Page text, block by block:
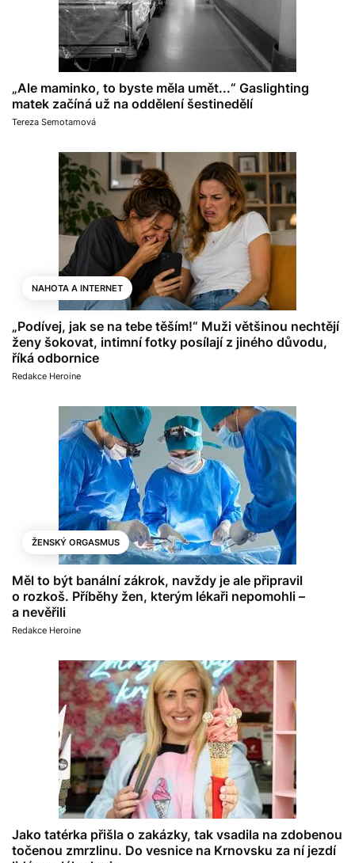
„Ale maminko, to byste měla umět...“ Gaslighting
matek začíná už na oddělení šestinedělí
Tereza Semotamová
NAHOTA A INTERNET
„Podívej, jak se na tebe těším!“ Muži většinou nechtějí
ženy šokovat, intimní fotky posílají z jiného důvodu,
říká odbornice
Redakce Heroine
ŽENSKÝ ORGASMUS
Měl to být banální zákrok, navždy je ale připravil
o rozkoš. Příběhy žen, kterým lékaři nepomohli –
a nevěřili
Redakce Heroine
Jako tatérka přišla o zakázky, tak vsadila na zdobenou
točenou zmrzlinu. Do vesnice na Krnovsku za ní jezdí